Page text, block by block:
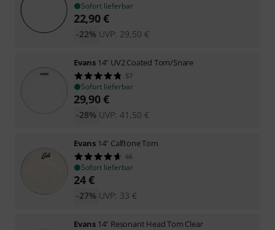
Sofort lieferbar
22,90€
UVP: 29,50 €
-22%
Evans 14" UV2 Coated Tom/Snare
57
Sofort lieferbar
29,90€
UVP: 41,50 €
-28%
Evans 14" Calftone Tom
66
Sofort lieferbar
24€
UVP: 33 €
-27%
Evans 14" Resonant Head Tom Clear